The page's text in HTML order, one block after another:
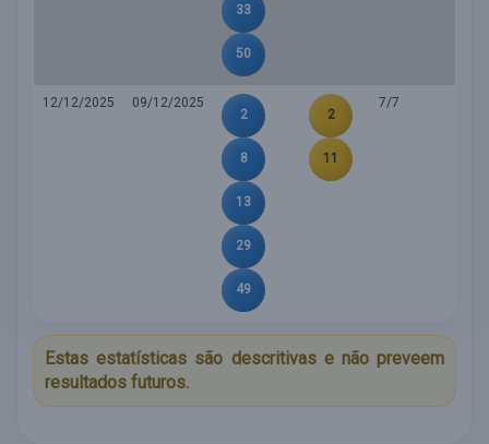
33
50
12/12/2025
09/12/2025
2
8
13
29
49
2
11
7/7
Estas estatísticas são descritivas e não preveem
resultados futuros.